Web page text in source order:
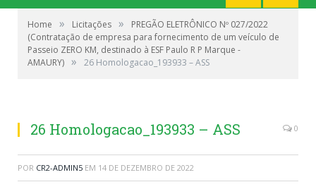
Home » Licitações »
PREGÃO ELETRÔNICO Nº 027/2022
(Contratação de empresa para fornecimento de um veículo de
Passeio ZERO KM, destinado à ESF Paulo R P Marque -
AMAURY) » 26 Homologacao_193933 – ASS
26 Homologacao_193933 – ASS 0
POR CR2-ADMIN5 EM 14 DE DEZEMBRO DE 2022